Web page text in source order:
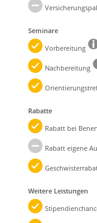
Seminare
Vorbereitung
Nachbereitung
Rabatte
Rabatt bei
Rabatt eigene
Weitere Leistungen